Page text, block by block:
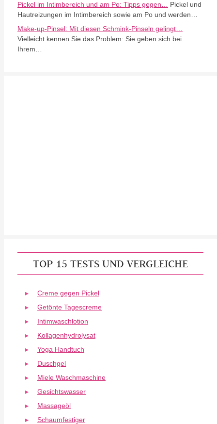
Pickel im Intimbereich und am Po: Tipps gegen…
Pickel und
Hautreizungen im Intimbereich sowie am Po und werden…
Make-up-Pinsel: Mit diesen Schmink-Pinseln gelingt…
Vielleicht kennen Sie das Problem: Sie geben sich bei
Ihrem…
TOP 15 TESTS UND VERGLEICHE
Creme gegen Pickel
Getönte Tagescreme
Intimwaschlotion
Kollagenhydrolysat
Yoga Handtuch
Duschgel
Miele Waschmaschine
Gesichtswasser
Massageöl
Schaumfestiger